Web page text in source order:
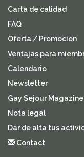
Carta de calidad
FAQ
Oferta / Promocion
Ventajas para
Calendario
Newsletter
Gay Sejour Magazine
Nota legal
Dar de alta tus
Contact